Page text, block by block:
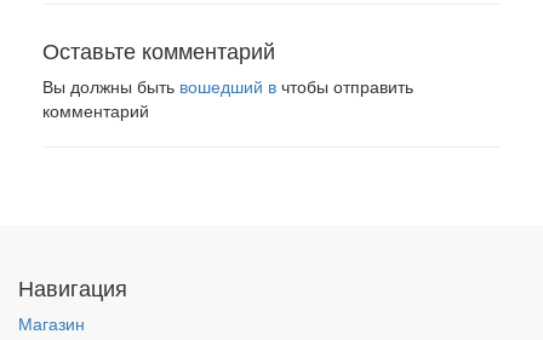
Оставьте комментарий
Вы должны быть вошедший в чтобы отправить
комментарий
Навигация
Магазин